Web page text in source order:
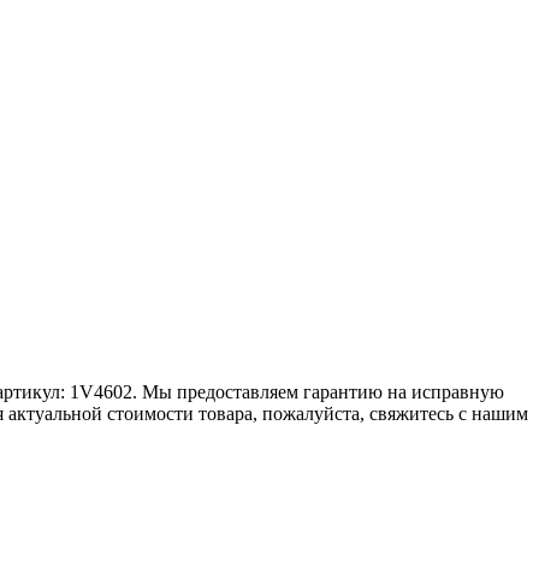
1V4602. Мы предоставляем гарантию на исправную
стоимости товара, пожалуйста, свяжитесь с нашим